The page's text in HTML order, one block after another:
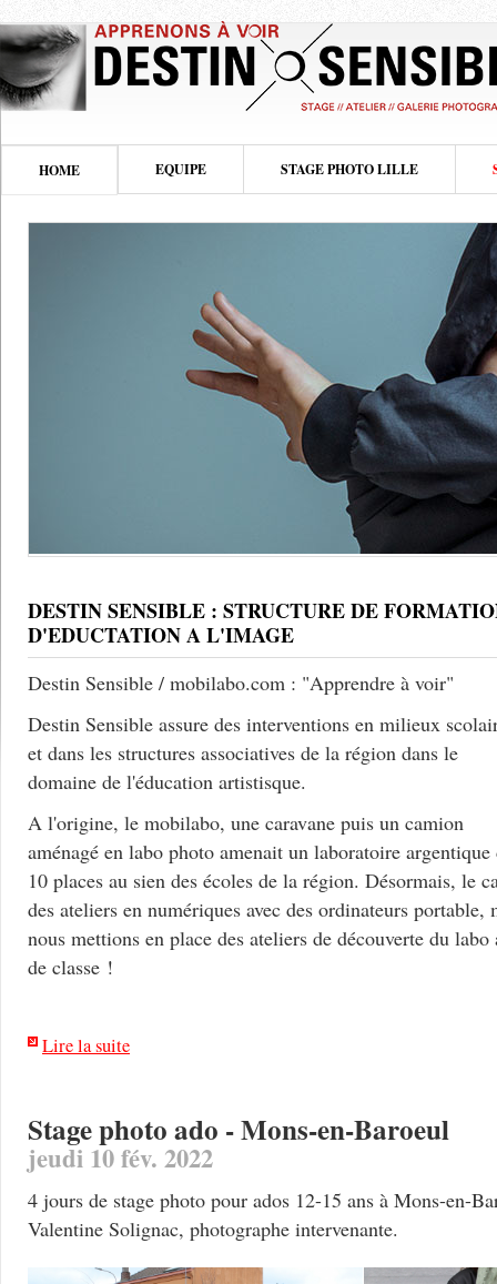
HOME EQUIPE STAGE PHOTO LILLE
DESTIN SENSIBLE : STRUCTURE DE
D'EDUCTATION A L'IMAGE
Destin Sensible / mobilabo.com : "Apprendre à voir"
Destin Sensible assure des interventions en milieux
et dans les structures associatives de la région dans le
domaine de l'éducation artistisque.
A l'origine, le mobilabo, une caravane puis un camion
aménagé en labo photo amenait un laboratoire argentique
10 places au sien des écoles de la région. Désormais, le
des ateliers en numériques avec des ordinateurs
nous mettions en place des ateliers de découverte du labo
de classe !
Lire la suite
Stage photo ado - Mons-en-Baroeul
jeudi 10 fév. 2022
4 jours de stage photo pour ados 12-15 ans à Mons-en-
Valentine Solignac, photographe intervenante.